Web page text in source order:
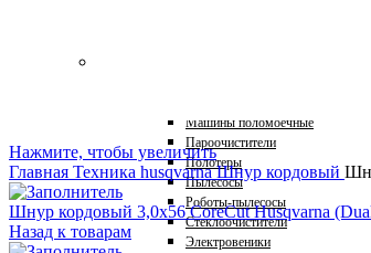
Машины поломоечные
Пароочистители
Полотеры
Пылесосы
Роботы-пылесосы
Стеклоочистители
Электровеники
Нажмите, чтобы увеличить
Главная Техника husqvarnaШнур кордовый
Шнур кордовый 3,0x56 CoreCut Husqvarna
Назад к товарам